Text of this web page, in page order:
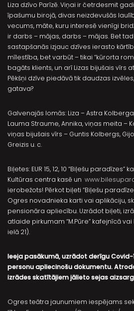
Liza dzīvo Parīzē. Viņai ir četrdesmit
īpašumu birojā, divas neizdevušās
vecums, māte, kuru interesē vienīgi
ir darbs – mājas, darbs – mājas. Bet
sastapšanās izjauc dzīves ierasto
mīlestība, bet varbūt – tikai “kūrorta
bagāts klients, un arī Lizas bijušais vīrs
Pēkšņi dzīve piedāvā tik daudzas
gatava?
Galvenajās lomās: Liza – Astra
Lauma Straume, Annika, viņas meita –
viņas bijušais vīrs – Guntis Kolbergs,
Greizis u. c.
Biļetes: EUR 15, 12, 10 “Biļešu
Kultūras centra kasē un
ierobežots! Pērkot biļeti “Biļešu
Ogres novadnieka karti vai aplikāciju,
pensionāra apliecību. Uzrādot biļeti,
atlaide pirkumam “M.Pūre” kafejnīcā
ielā 21).
Ieeja pasākumā, uzrādot derīgu
personu apliecinošu dokumentu.
izrādes skatītājiem jālieto sejas
Ogres teātra jaunumiem iespējams